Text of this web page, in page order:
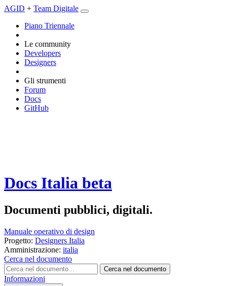
AGID + Team Digitale
Piano Triennale
Le community
Developers
Designers
Gli strumenti
Forum
Docs
GitHub
Docs Italia beta
Documenti pubblici, digitali.
Manuale operativo di design
Progetto: Designers Italia
Amministrazione: italia
Cerca nel documento
Cerca nel documento
Informazioni